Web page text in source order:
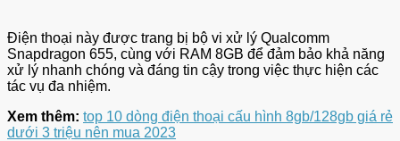
Điện thoại này được trang bị bộ vi xử lý Qualcomm
Snapdragon 655, cùng với RAM 8GB để đảm bảo khả năng
xử lý nhanh chóng và đáng tin cậy trong việc thực hiện các
tác vụ đa nhiệm.
Xem thêm: top 10 dòng điện thoại cấu hình 8gb/128gb giá rẻ
dưới 3 triệu nên mua 2023